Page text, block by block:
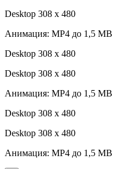
Desktop 308 х 480
Анимация: MP4 до 1,5 MB
Desktop 308 х 480
Desktop 308 х 480
Анимация: MP4 до 1,5 MB
Desktop 308 х 480
Desktop 308 х 480
Анимация: MP4 до 1,5 MB